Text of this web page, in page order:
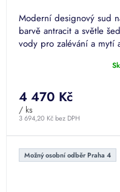
Moderní designový sud
barvě antracit a světle
vody pro zalévání a mytí
produktu
je
5,0
z
hvězdiček.
3 694,20 Kč bez DPH
4 470 Kč
/ ks
Možný osobní odběr Praha 4